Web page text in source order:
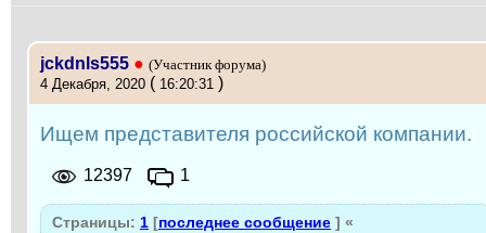
jckdnls555 ● (Участник форума)
4 Декабря, 2020 ( 16:20:31 )
Ищем представителя российской компании.
12397 1
Страницы: 1 [последнее сообщение ] «